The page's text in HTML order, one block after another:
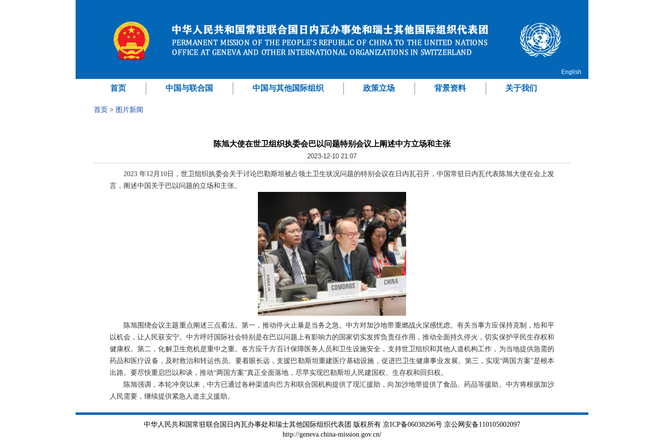
English
首页 中国与联合国 中国与其他国际组织 政策立场 背景资料 关于我们
首页 > 图片新闻
陈旭大使在世卫组织执委会巴以问题特别会议上阐述中方立场和主张
2023-12-10 21:07
2023 年12月10日，世卫组织执委会关于讨论巴勒斯坦被占领土卫生状况问题的特别会议在日内瓦召开，中国常驻日内瓦代表陈旭大使在会上发
言，阐述中国关于巴以问题的立场和主张。
陈旭围绕会议主题重点阐述三点看法。第一，推动停火止暴是当务之急。中方对加沙地带重燃战火深感忧虑。有关当事方应保持克制，给和平
以机会，让人民获安宁。中方呼吁国际社会特别是在巴以问题上有影响力的国家切实发挥负责任作用，推动全面持久停火，切实保护平民生存权和
健康权。第二，化解卫生危机是重中之重。各方应千方百计保障医务人员和卫生设施安全，支持世卫组织和其他人道机构工作，为当地提供急需的
药品和医疗设备，及时救治和转运伤员。要着眼长远，支援巴勒斯坦重建医疗基础设施，促进巴卫生健康事业发展。第三，实现“两国方案”是根本
出路。要尽快重启巴以和谈，推动“两国方案”真正全面落地，尽早实现巴勒斯坦人民建国权、生存权和回归权。
陈旭强调，本轮冲突以来，中方已通过各种渠道向巴方和联合国机构提供了现汇援助，向加沙地带提供了食品、药品等援助。中方将根据加沙
人民需要，继续提供紧急人道主义援助。
中华人民共和国常驻联合国日内瓦办事处和瑞士其他国际组织代表团 版权所有 京ICP备06038296号 京公网安备110105002097
http://geneva.china-mission.gov.cn/